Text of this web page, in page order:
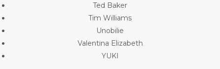
Ted Baker
Tim Williams
Unobilie
Valentina Elizabeth
YUKI